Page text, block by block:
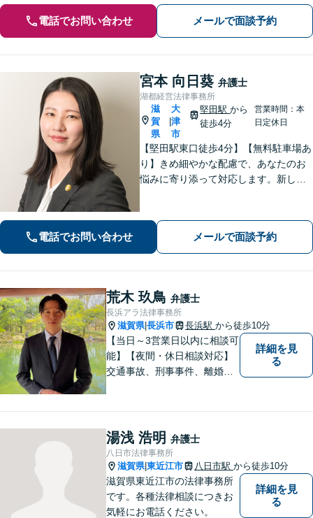
電話でお問い合わせ メールで面談予約
宮本 向日葵 弁護士
湖都経営法律事務所
滋
賀
県
大
津
市
堅田駅から
徒歩4分
営業時間：本
日定休日
【堅田駅東口徒歩4分】【無料駐車場あ
り】きめ細やかな配慮で、あなたのお
悩みに寄り添って対応します。新しい
にご相談ください。
電話でお問い合わせ メールで面談予約
荒木 玖鳥 弁護士
長浜アラ法律事務所
滋賀県|長浜市 長浜駅 から徒歩10分
【当日～3営業日以内に相談可
能】【夜間・休日相談対応】
交通事故、刑事事件、離婚・
詳細を見
る
湯浅 浩明 弁護士
八日市法律事務所
滋賀県|東近江市 八日市駅 から徒歩10分
滋賀県東近江市の法律事務所
です。各種法律相談につきお
気軽にお電話ください。
詳細を見
る